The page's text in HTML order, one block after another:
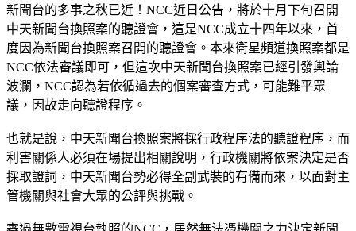
新聞台的多事之秋已近！NCC近日公告，將於十月下旬召開
中天新聞台換照案的聽證會，這是NCC成立十四年以來，首
度因為新聞台換照案召開的聽證會。本來衛星頻道換照案都是
NCC依法審議即可，但這次中天新聞台換照案已經引發輿論
波瀾，NCC認為若依循過去的個案審查方式，可能難平眾
議，因故走向聽證程序。
也就是說，中天新聞台換照案將採行政程序法的聽證程序，而
利害關係人必須在場提出相關說明，行政機關將依案決定是否
採取證詞，中天新聞台勢必得全副武裝的有備而來，以面對主
管機關與社會大眾的公評與挑戰。